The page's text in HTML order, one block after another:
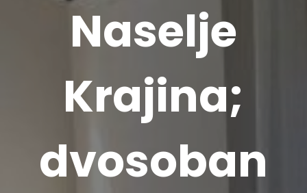
Naselje
Krajina;
dvosoban